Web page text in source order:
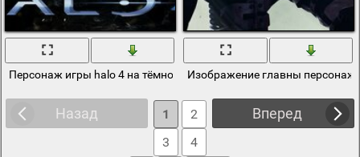
Персонаж игры halo 4 на тёмном фонеИзображение главны
Назад Вперед
1
2
3
4